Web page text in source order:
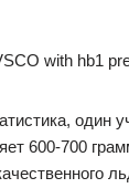
with hb1
один
600-700